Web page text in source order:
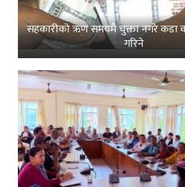
सहकारीको ऋण समयमै चुक्ता नगरे कडा
गरिने